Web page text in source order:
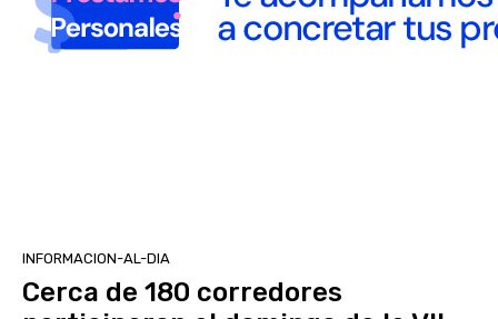
INFORMACION-AL-DIA
Cerca de 180 corredores